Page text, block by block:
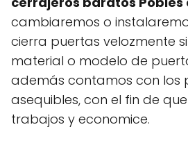
cambiaremos o
cierra puertas velozmente
material o modelo de
además contamos con los
asequibles, con el fin de
trabajos y economice.